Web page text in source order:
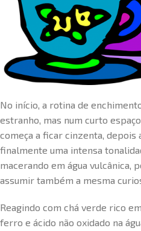
No início, a rotina de
estranho, mas num curto
começa a ficar cinzenta, depois
finalmente uma intensa
macerando em água vulcânica,
assumir também a mesma
Reagindo com chá verde rico
ferro e ácido não oxidado na